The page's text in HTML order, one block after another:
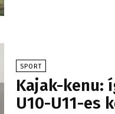
SPORT
Kajak-kenu:
U10-U11-es